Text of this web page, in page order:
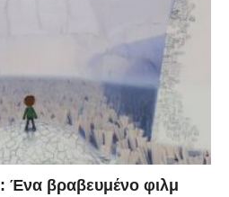
Ένα βραβευμένο φιλμ